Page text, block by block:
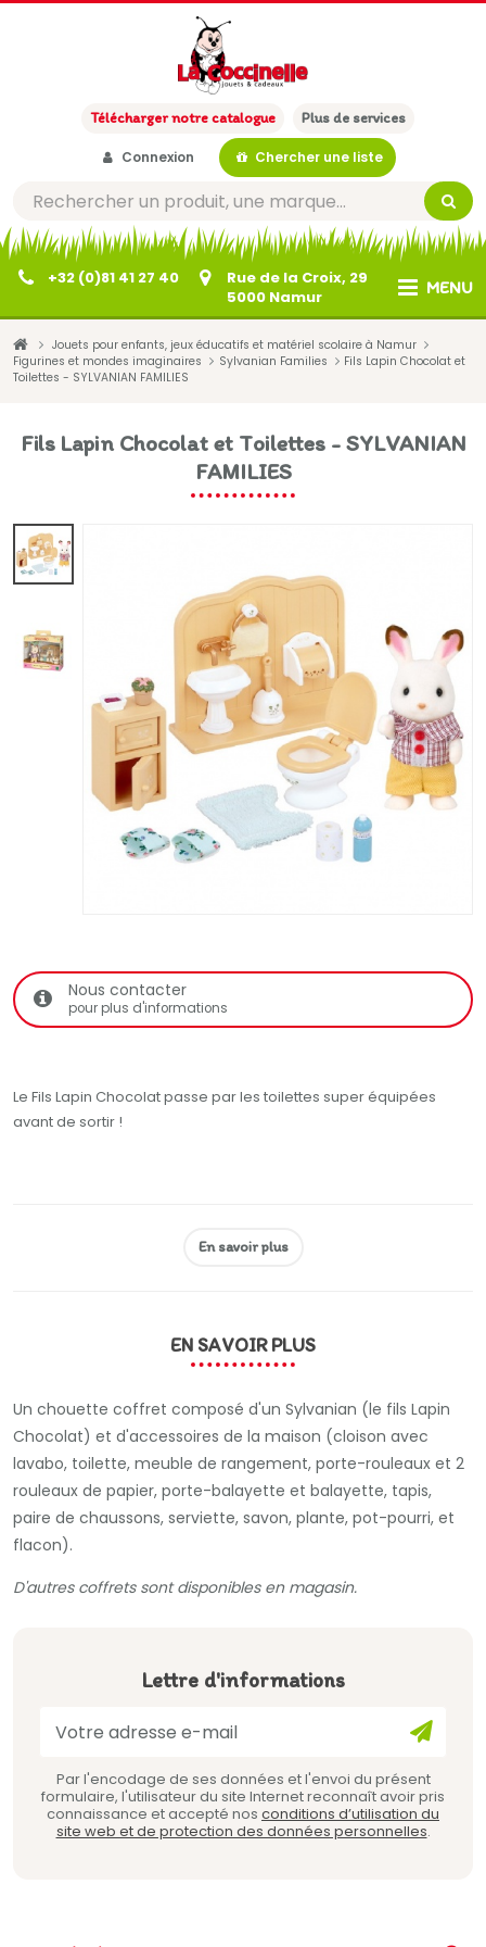
Télécharger notre catalogue Plus de services
Connexion Chercher une liste
MENU
+32 (0)81 41 27 40
Rue de la Croix, 29
5000 Namur
Jouets pour enfants, jeux éducatifs et matériel scolaire à Namur
Figurines et mondes imaginaires
Sylvanian Families
Fils Lapin Chocolat et
Toilettes - SYLVANIAN FAMILIES
Fils Lapin Chocolat et Toilettes - SYLVANIAN
FAMILIES
Nous contacter
pour plus d'informations
Le Fils Lapin Chocolat passe par les toilettes super équipées
avant de sortir !
En savoir plus
EN SAVOIR PLUS
Un chouette coffret composé d'un Sylvanian (le fils Lapin
Chocolat) et d'accessoires de la maison (cloison avec
lavabo, toilette, meuble de rangement, porte-rouleaux et 2
rouleaux de papier, porte-balayette et balayette, tapis,
paire de chaussons, serviette, savon, plante, pot-pourri, et
flacon).
D'autres coffrets sont disponibles en magasin.
Lettre d'informations
Par l'encodage de ses données et l'envoi du présent
formulaire, l'utilisateur du site Internet reconnaît avoir pris
connaissance et accepté nos conditions d’utilisation du
site web et de protection des données personnelles.